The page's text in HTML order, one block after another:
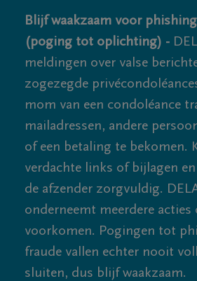
Blijf waakzaam voor
(poging tot oplichting) -
meldingen over valse
zogezegde
mom van een condoléance
mailadressen, andere
of een betaling te bekomen.
verdachte links of bijlagen
de afzender zorgvuldig.
onderneemt meerdere
voorkomen. Pogingen tot
fraude vallen echter nooit
sluiten, dus blijf waakzaam.